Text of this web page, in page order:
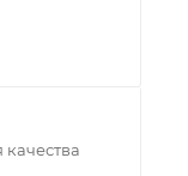
качества